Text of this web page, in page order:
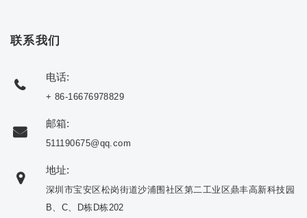
联系我们
电话:
+ 86-16676978829
邮箱:
511190675@qq.com
地址:
深圳市宝安区松岗街道沙浦围社区第二工业区鼎丰高新科技园
B、C、D栋D栋202